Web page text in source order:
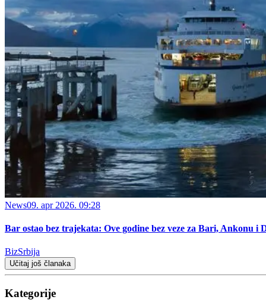
News09. apr 2026. 09:28
Bar ostao bez trajekata: Ove godine bez veze za Bari, Ankonu i
BizSrbija
Učitaj još članaka
Kategorije